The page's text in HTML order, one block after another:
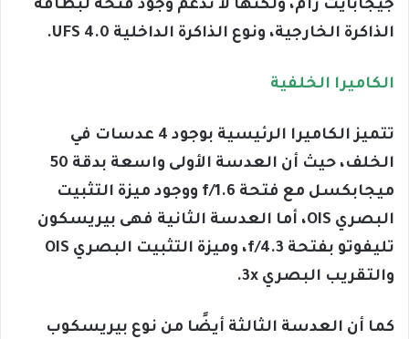
جيجابايت رام، ولكنها لا تدعم وجود فتحة لبطاقة
الذاكرة الخارجية، ونوع الذاكرة الداخلية UFS 4.0.
الكاميرا الخلفية
تتميز الكاميرا الرئيسية بوجود 4 عدسات في
الخلف، حيث أن العدسة الأولى واسعة بدقة 50
ميجابكسل مع فتحة f/1.6 ووجود ميزة التثبيت
البصري OIS، أما العدسة الثانية فهى بيريسكون
تليفوتو بفتحة f/4.3، وميزة التثبيت البصري OIS
والتقريب البصري 3x.
كما أن العدسة الثالثة أيضًا من نوع بيريسكوب